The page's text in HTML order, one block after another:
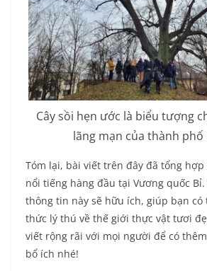
Cây sồi hẹn ước là biểu tượng
lãng mạn của thành phố
Tóm lại, bài viết trên đây đã tổng hợp
nổi tiếng hàng đầu tại Vương quốc
thông tin này sẽ hữu ích, giúp bạn có
thức lý thú về thế giới thực vật tươi
viết rộng rãi với mọi người để có
bổ ích nhé!